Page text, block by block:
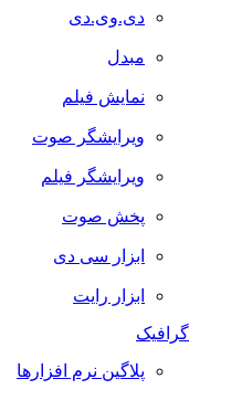
دی.وی.دی
مبدل
نمایش فیلم
ویرایشگر صوت
ویرایشگر فیلم
پخش صوت
ابزار سی دی
ابزار رایت
گرافیک
پلاگین نرم افزارها